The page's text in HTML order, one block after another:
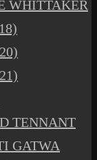
WHITTAKER
TENNANT
GATWA